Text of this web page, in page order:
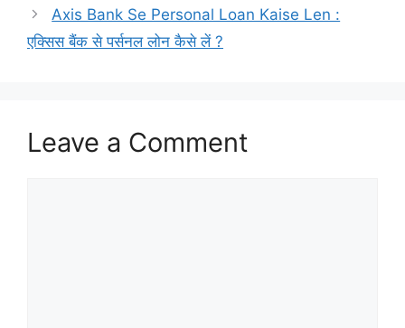
Axis Bank Se Personal Loan Kaise Len :
एक्सिस बैंक से पर्सनल लोन कैसे लें ?
Leave a Comment